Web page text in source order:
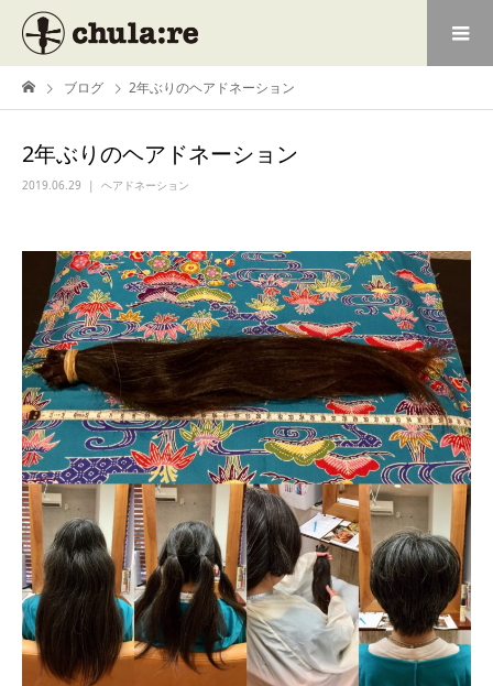
ブログ 2年ぶりのヘアドネーション
2年ぶりのヘアドネーション
2019.06.29 ヘアドネーション